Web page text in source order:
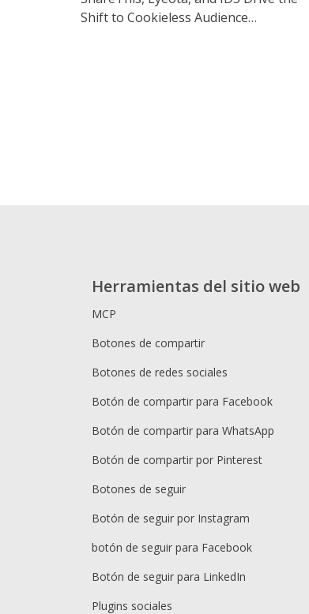
Shift to Cookieless Audience
Herramientas del sitio web
MCP
Botones de compartir
Botones de redes sociales
Botón de compartir para Facebook
Botón de compartir para WhatsApp
Botón de compartir por Pinterest
Botones de seguir
Botón de seguir por Instagram
botón de seguir para Facebook
Botón de seguir para LinkedIn
Plugins sociales